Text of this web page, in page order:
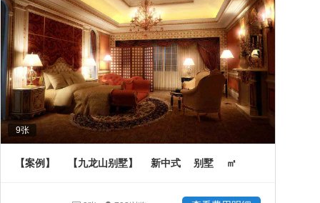
9张
【案例】 【九龙山别墅】 新中式 别墅 ㎡